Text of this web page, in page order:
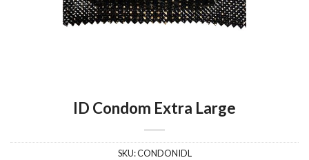
ID Condom Extra Large
SKU:CONDONIDL